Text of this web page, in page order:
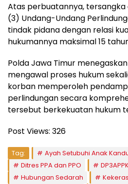
Atas perbuatannya, tersangka
(3) Undang-Undang
tindak pidana dengan relasi
hukumannya maksimal 15
Polda Jawa Timur
mengawal proses hukum
korban memperoleh
perlindungan secara
tersebut berkekuatan hukum
Post Views: 326
Tag:
Ayah Setubuhi Anak
Ditres PPA dan PPO
Hubungan Sedarah